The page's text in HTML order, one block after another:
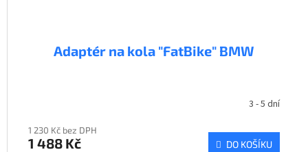
Adaptér na kola "FatBike" BMW
3 - 5 dní
1 230 Kč bez DPH
1 488 Kč DO KOŠÍKU